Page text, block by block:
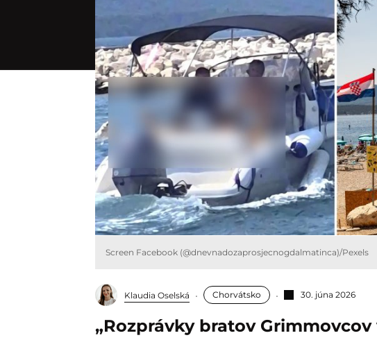
Screen Facebook (@dnevnadozaprosjecnogdalmatinca)/Pexels
Klaudia Oselská Chorvátsko 30. júna 2026
„Rozprávky bratov